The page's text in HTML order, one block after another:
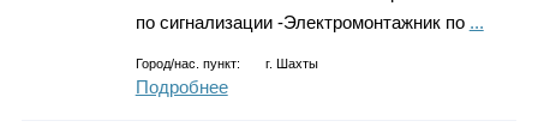
по сигнализации -Электромонтажник по ...
Город/нас. пункт: г. Шахты
Подробнее